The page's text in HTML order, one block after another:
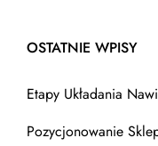
OSTATNIE WPISY
Etapy Układania
Pozycjonowanie